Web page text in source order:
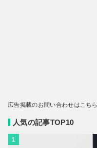
広告掲載のお問い合わせはこちら
人気の記事TOP10
1